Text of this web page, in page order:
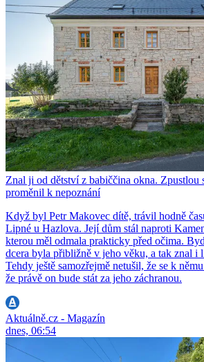
Znal ji od dětství z babiččina okna. Zpustlou
proměnil k nepoznání
Když byl Petr Makovec dítě, trávil hodně
Lipné u Hazlova. Její dům stál naproti
kterou měl odmala prakticky před očima.
dcera byla přibližně v jeho věku, a tak znal i
Tehdy ještě samozřejmě netušil, že se k
že právě on bude stát za jeho záchranou.
Aktuálně.cz - Magazín
dnes, 06:54